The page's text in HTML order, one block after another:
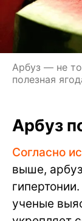
Арбуз — не
полезная
Арбуз
Согласно
выше,
ученые